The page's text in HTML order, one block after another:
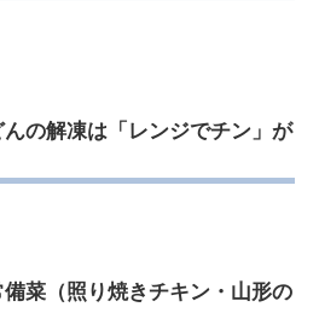
の解凍は「レンジでチン」が
菜（照り焼きチキン・山形の